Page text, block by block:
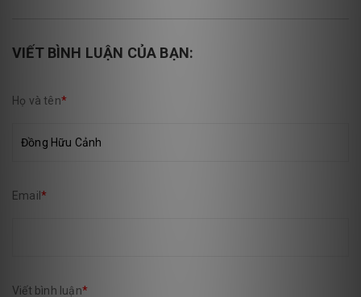
VIẾT BÌNH LUẬN CỦA BẠN:
Họ và tên*
Email *
Viết bình luận*